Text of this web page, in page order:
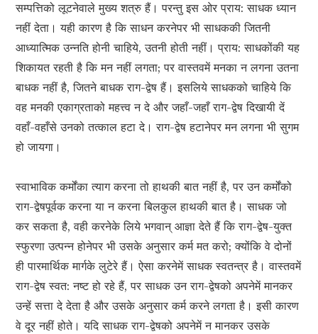
सम्पत्तिको लूटनेवाले मुख्य शत्रु हैं। परन्तु इस ओर प्राय: साधक ध्यान
नहीं देता। यही कारण है कि साधन करनेपर भी साधककी जितनी
आध्यात्मिक उन्नति होनी चाहिये, उतनी होती नहीं। प्राय: साधकोंकी यह
शिकायत रहती है कि मन नहीं लगता; पर वास्तवमें मनका न लगना उतना
बाधक नहीं है, जितने बाधक राग-द्वेष हैं। इसलिये साधकको चाहिये कि
वह मनकी एकाग्रताको महत्त्व न दे और जहाँ-जहाँ राग-द्वेष दिखायी दें
वहाँ-वहाँसे उनको तत्काल हटा दे। राग-द्वेष हटानेपर मन लगना भी सुगम
हो जायगा।
स्वाभाविक कर्मोंका त्याग करना तो हाथकी बात नहीं है, पर उन कर्मोंको
राग-द्वेषपूर्वक करना या न करना बिलकुल हाथकी बात है। साधक जो
कर सकता है, वही करनेके लिये भगवान् आज्ञा देते हैं कि राग-द्वेष-युक्त
स्फुरणा उत्पन्न होनेपर भी उसके अनुसार कर्म मत करो; क्योंकि वे दोनों
ही पारमार्थिक मार्गके लुटेरे हैं। ऐसा करनेमें साधक स्वतन्त्र है। वास्तवमें
राग-द्वेष स्वत: नष्ट हो रहे हैं, पर साधक उन राग-द्वेषको अपनेमें मानकर
उन्हें सत्ता दे देता है और उसके अनुसार कर्म करने लगता है। इसी कारण
वे दूर नहीं होते। यदि साधक राग-द्वेषको अपनेमें न मानकर उसके